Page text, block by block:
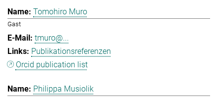
Tomohiro Muro
Gast
tmuro@...
Publikationsreferenzen
Orcid publication list
Philippa Musiolik